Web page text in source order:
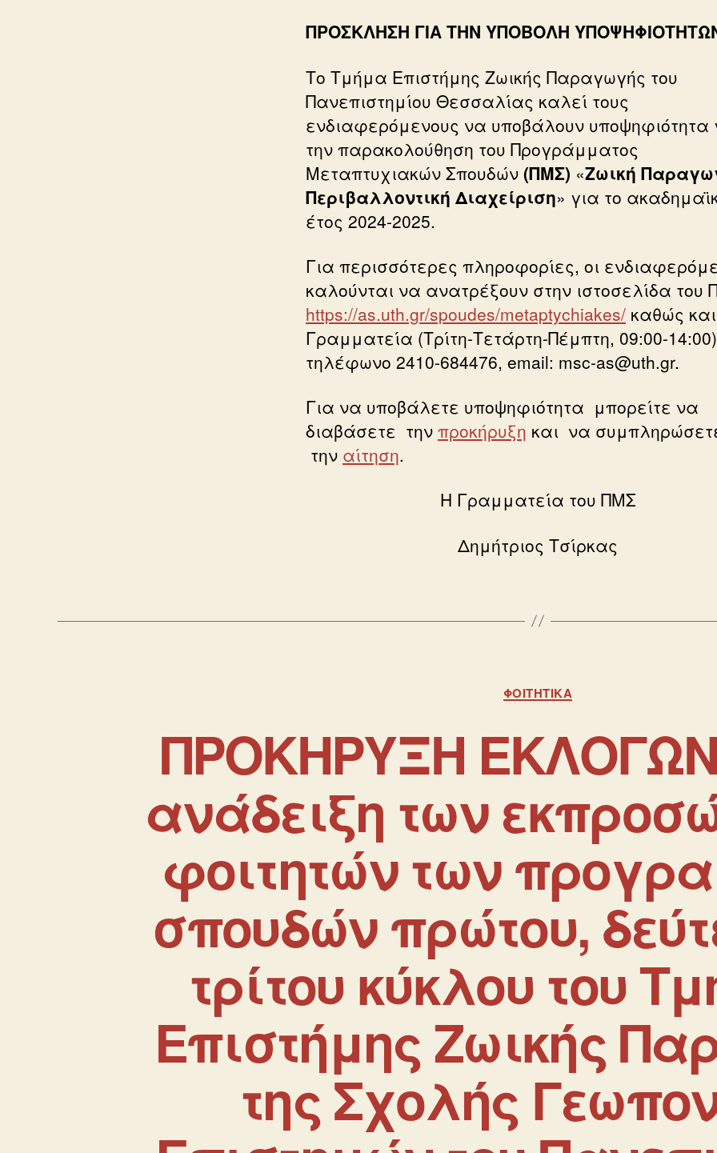
ΠΡΟΣΚΛΗΣΗ ΓΙΑ ΤΗΝ ΥΠΟΒΟΛΗ
Το Τμήμα Επιστήμης Ζωικής Παραγωγής του
Πανεπιστημίου Θεσσαλίας καλεί τους
ενδιαφερόμενους να υποβάλουν υποψηφιότητα
την παρακολούθηση του Προγράμματος
Μεταπτυχιακών Σπουδών (ΠΜΣ) «Ζωική
Περιβαλλοντική Διαχείριση» για το
έτος 2024-2025.
Για περισσότερες πληροφορίες, οι
καλούνται να ανατρέξουν στην ιστοσελίδα του
https://as.uth.gr/spoudes/metaptychiakes/ καθώς
Γραμματεία (Τρίτη-Τετάρτη-Πέμπτη, 09:00-14:00)
τηλέφωνο 2410-684476, email: msc-as@uth.gr.
Για να υποβάλετε υποψηφιότητα μπορείτε να
διαβάσετε την προκήρυξη και να
την αίτηση.
Η Γραμματεία του ΠΜΣ
Δημήτριος Τσίρκας
ΦΟΙΤΗΤΙΚΆ
ΠΡΟΚΗΡΥΞΗ ΕΚΛΟΓΩΝ
ανάδειξη των
φοιτητών των
σπουδών πρώτου,
τρίτου κύκλου του
Επιστήμης Ζωικής
της Σχολής